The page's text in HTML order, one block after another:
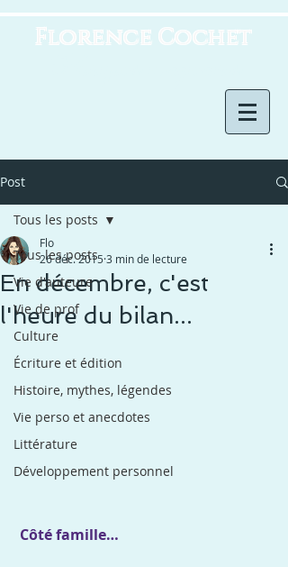
Florence Cochet
Post
Tous les posts
Vie d'auteure
Vie de prof
Culture
Écriture et édition
Histoire, mythes, légendes
Vie perso et anecdotes
Littérature
Développement personnel
Tous les posts
En décembre, c'est
l'heure du bilan...
Flo
26 déc. 2015 3 min de lecture
Côté famille…